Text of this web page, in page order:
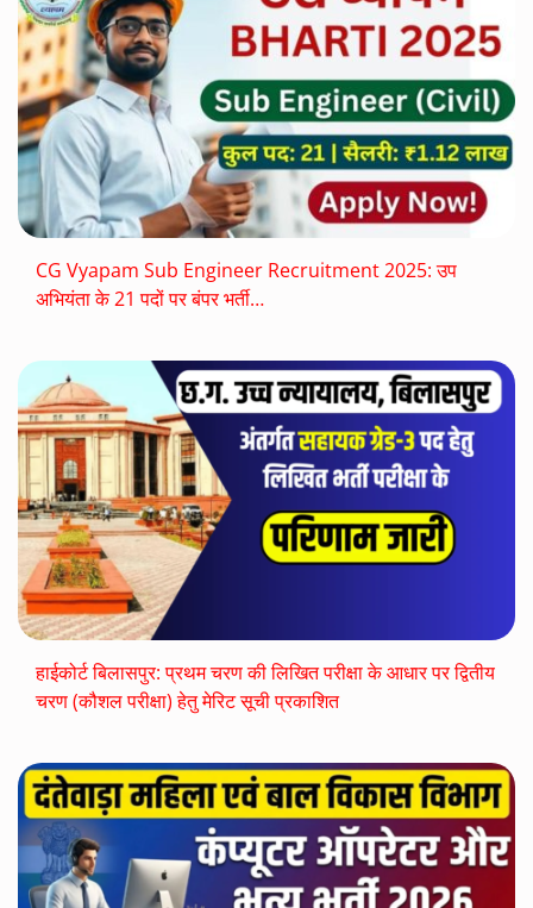
CG Vyapam Sub Engineer Recruitment 2025: उप
अभियंता के 21 पदों पर बंपर भर्ती…
हाईकोर्ट बिलासपुर: प्रथम चरण की लिखित परीक्षा के आधार पर द्वितीय
चरण (कौशल परीक्षा) हेतु मेरिट सूची प्रकाशित